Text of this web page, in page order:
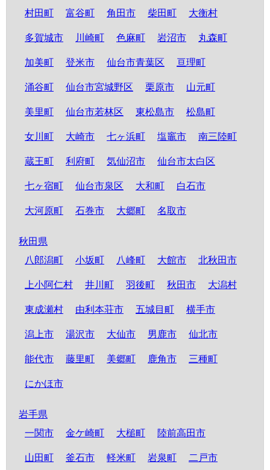
村田町
富谷町 角田市 柴田町 大衡村
多賀城市 川崎町 色麻町 岩沼市 丸森町
加美町 登米市 仙台市青葉区 亘理町
涌谷町 仙台市宮城野区 栗原市 山元町
美里町 仙台市若林区 東松島市 松島町
女川町 大崎市 七ヶ浜町 塩竈市 南三陸町
蔵王町 利府町 気仙沼市 仙台市太白区
七ヶ宿町 仙台市泉区 大和町 白石市
大河原町 石巻市 大郷町 名取市
秋田県
八郎潟町
小坂町 八峰町 大館市 北秋田市
上小阿仁村 井川町 羽後町 秋田市 大潟村
東成瀬村 由利本荘市 五城目町 横手市
潟上市 湯沢市 大仙市 男鹿市 仙北市
能代市 藤里町 美郷町 鹿角市 三種町
にかほ市
岩手県
一関市
金ケ崎町 大槌町 陸前高田市
山田町 釜石市 軽米町 岩泉町 二戸市